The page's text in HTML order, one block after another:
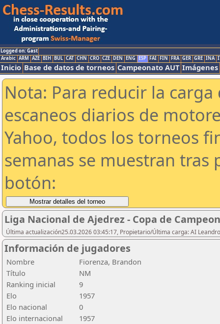
Logged on: Gast
Arabic ARM AZE BIH BUL CAT CHN CRO CZE DEN ENG ESP FAI FIN FRA GER GRE INA
Inicio Base de datos de torneos Campeonato AUT Imágenes
Nota: Para reducir la
escaneos diarios de
Yahoo, todos los torneos
semanas se muestran tras
botón:
Liga Nacional de Ajedrez - Copa de
Última actualización25.03.2026 03:45:17, Propietario/Última carga: AI
Información de jugadores
Nombre
Fiorenza, Brandon
Título
NM
Ranking inicial
9
Elo
1957
Elo nacional
0
Elo internacional
1957